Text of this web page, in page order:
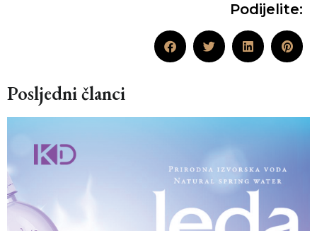
Podijelite:
Posljedni članci